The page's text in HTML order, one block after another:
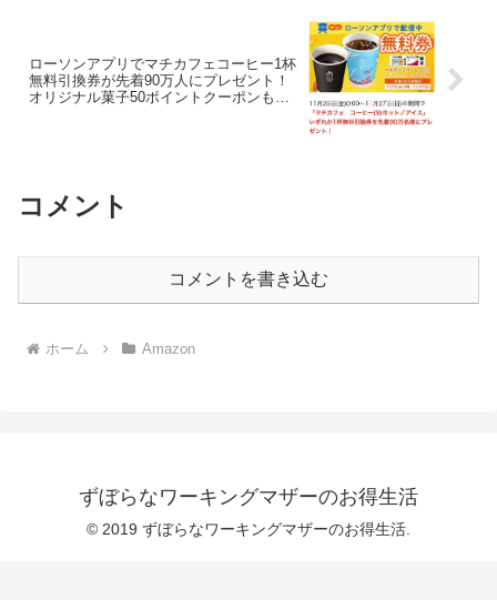
ローソンアプリでマチカフェコーヒー1杯
無料引換券が先着90万人にプレゼント！
オリジナル菓子50ポイントクーポンも予
コメント
コメントを書き込む
ホーム Amazon
ずぼらなワーキングマザーのお得生活
© 2019 ずぼらなワーキングマザーのお得生活.